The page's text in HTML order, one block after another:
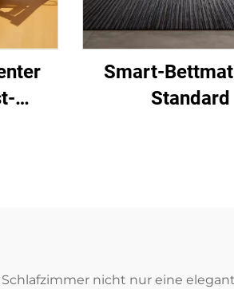
Smart-
Standard
nicht nur eine